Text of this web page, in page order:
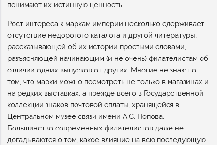
понимают их истинную ценность.
Рост интереса к маркам империи несколько сдерживает
отсутствие недорогого каталога и другой литературы,
рассказывающей об их истории простыми словами,
разъясняющей начинающим (и не очень) филателистам об
отличии одних выпусков от других. Многие не знают о
том, что марки можно посмотреть не только в магазинах и
на редких выставках, а прежде всего в Государственной
коллекции знаков почтовой оплаты, хранящейся в
Центральном музее связи имени А.С. Попова.
Большинство современных филателистов даже не
догадываются о том, какое влияние на всю последующую